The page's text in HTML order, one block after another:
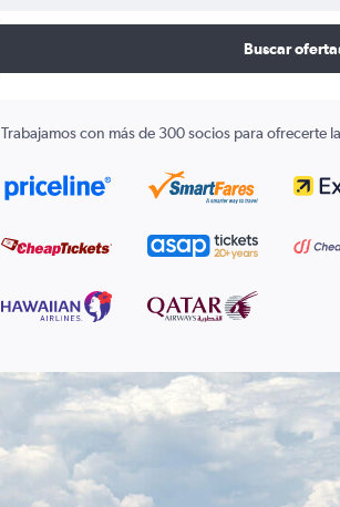
Buscar
Trabajamos con más de 300 socios para ofrecerte